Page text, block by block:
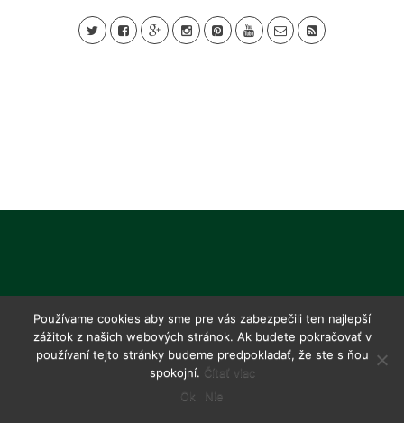
Používame cookies aby sme pre vás zabezpečili ten najlepší
zážitok z našich webových stránok. Ak budete pokračovať v
používaní tejto stránky budeme predpokladať, že ste s ňou
spokojní. Čítať viac
Ok
Nie